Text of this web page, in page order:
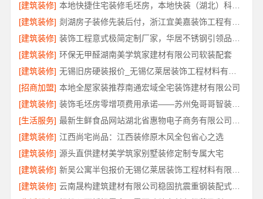
[建筑装修]
本地快捷住宅装修毛坯房，本地快装（湖北）科技有限公司省心落地
[建筑装修]
[建筑装修]
[建筑装修] 环保无甲醛湖南美学筑家建材有限公司软装配套
[建筑装修]
[招商加盟] 本地全屋家装推荐南通宏域全宅装饰建材有限公司
[建筑装修]
装饰毛坯房零增项费用承诺——苏州兔哥哥智装新材料有限公司
[生活服务]
[建筑装修] 江西尚宅尚品：江西装修原木风全包省心之选
[建筑装修] 源头直供建材美学筑家别墅装修定制专属大宅
[建筑装修]
[建筑装修]
云南晟构建筑建材有限公司稳固抗震重钢装配式房报价